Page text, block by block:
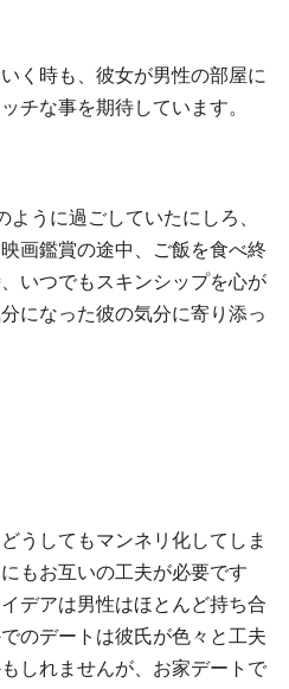
く時も、彼女が男性の部屋に
チな事を期待しています。
うに過ごしていたにしろ、
画鑑賞の途中、ご飯を食べ終
いつでもスキンシップを心が
になった彼の気分に寄り添っ
うしてもマンネリ化してしま
もお互いの工夫が必要です
デアは男性はほとんど持ち合
のデートは彼氏が色々と工夫
しれませんが、お家デートで